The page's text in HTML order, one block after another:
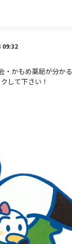
09:32
かもめ薬局が分か
して下さい！